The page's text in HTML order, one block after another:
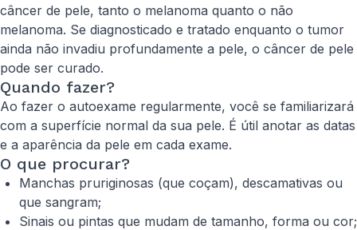
câncer de pele, tanto o melanoma quanto o não
melanoma. Se diagnosticado e tratado enquanto o tumor
ainda não invadiu profundamente a pele, o câncer de pele
pode ser curado.
Quando fazer?
Ao fazer o autoexame regularmente, você se familiarizará
com a superfície normal da sua pele. É útil anotar as datas
e a aparência da pele em cada exame.
O que procurar?
Manchas pruriginosas (que coçam), descamativas ou
que sangram;
Sinais ou pintas que mudam de tamanho, forma ou cor;